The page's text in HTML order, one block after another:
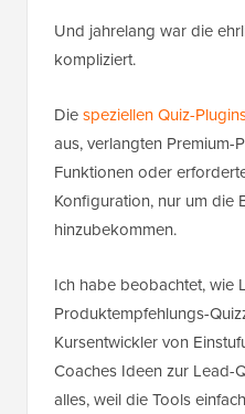
Und jahrelang war die
kompliziert.
Diespeziellen Quiz-
aus, verlangten
Funktionen oder
Konfiguration, nur um die
hinzubekommen.
Ich habe beobachtet, wie
Produktempfehlungs-
Kursentwickler von
Coaches Ideen zur Lead-
alles, weil die Tools